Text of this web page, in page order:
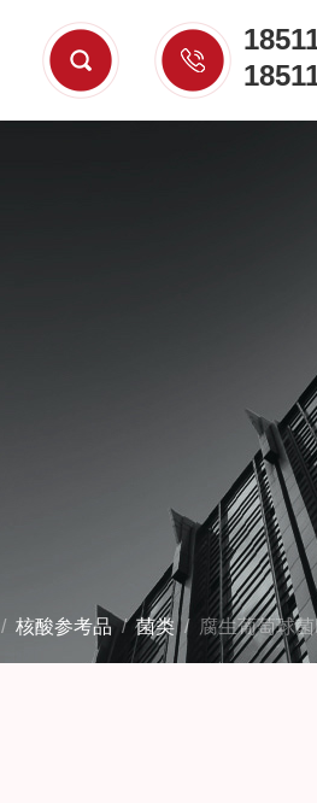
/ 核酸参考品 /菌类/ 腐生葡萄球菌